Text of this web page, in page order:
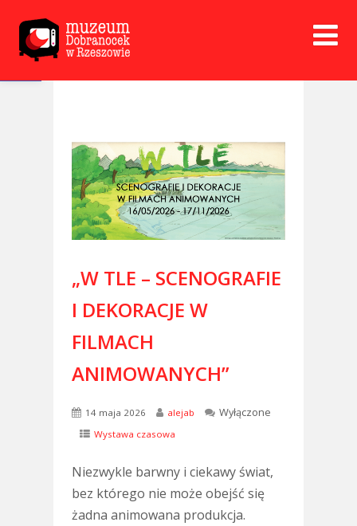
Open toolbar
„W TLE – SCENOGRAFIE
I DEKORACJE W
FILMACH
ANIMOWANYCH”
14 maja 2026 alejab Wyłączone
Wystawa czasowa
Niezwykle barwny i ciekawy świat,
bez którego nie może obejść się
żadna animowana produkcja.